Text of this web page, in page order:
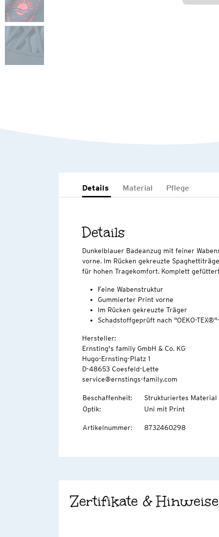
Details Material Pflege
Details
Dunkelblauer Badeanzug mit feiner
vorne. Im Rücken gekreuzte
für hohen Tragekomfort. Komplett
Feine Wabenstruktur
Gummierter Print vorne
Im Rücken gekreuzte Träger
Schadstoffgeprüft nach "OEKO-
Hersteller:
Ernsting's family GmbH & Co. KG
Hugo-Ernsting-Platz 1
D-48653 Coesfeld-Lette
service@ernstings-family.com
Beschaffenheit:
Strukturiertes Material
Optik: Uni mit Print
Artikelnummer: 8732460298
Zertifikate & Hinweise